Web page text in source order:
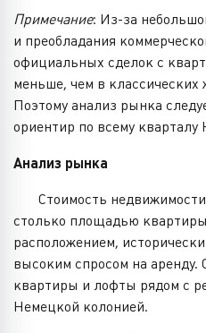
Примечание: Из-за
и преобладания
официальных сделок с
меньше, чем в
Поэтому анализ рынка
ориентир по всему кварталу
Анализ рынка
Стоимость недвижимости
столько площадью
расположением,
высоким спросом на аренду.
квартиры и лофты рядом с
Немецкой колонией.